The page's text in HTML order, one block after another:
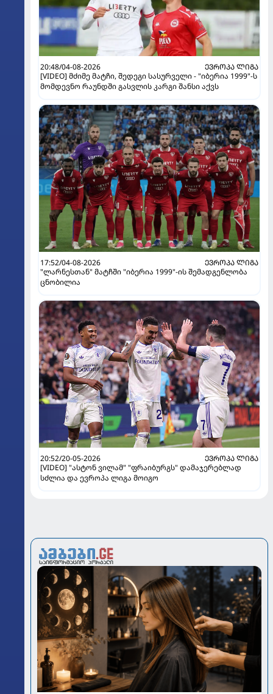
20:48/04-08-2026
ᲔᲕᲠᲝᲞᲐ ᲚᲘᲒᲐ
[VIDEO] მძიმე მატჩი, შედეგი სასურველი - "იბერია 1999"-ს
მომდევნო რაუნდში გასვლის კარგი შანსი აქვს
17:52/04-08-2026
ᲔᲕᲠᲝᲞᲐ ᲚᲘᲒᲐ
"ლარნესთან" მატჩში "იბერია 1999"-ის შემადგენლობა
ცნობილია
20:52/20-05-2026
ᲔᲕᲠᲝᲞᲐ ᲚᲘᲒᲐ
[VIDEO] "ასტონ ვილამ" "ფრაიბურგს" დამაჯერებლად
სძლია და ევროპა ლიგა მოიგო